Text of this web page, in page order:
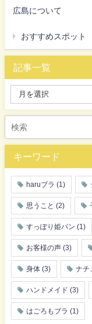
広島について
おすすめスポット
記事一覧
キーワード
haruブラ (1)
思うこと (2)
すっぽり姫パン (1)
お客様の声 (3)
身体 (3) ナチ
ハンドメイド (3)
はごろもブラ (1)